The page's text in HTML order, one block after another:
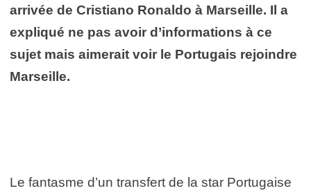
arrivée de Cristiano Ronaldo à Marseille. Il a
expliqué ne pas avoir d’informations à ce
sujet mais aimerait voir le Portugais rejoindre
Marseille.
Le fantasme d’un transfert de la star Portugaise